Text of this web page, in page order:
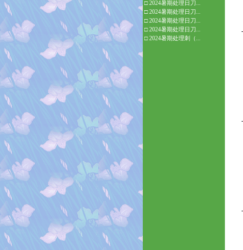
□2024暑期处理日刀...
□2024暑期处理日刀...
□2024暑期处理日刀...
□2024暑期处理日刀...
□2024暑期处理刺（...